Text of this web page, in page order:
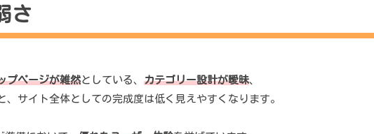
さ
プページが雑然としている、 カテゴリー設計が曖昧、
、サイト全体としての完成度は低く見えやすくなります。